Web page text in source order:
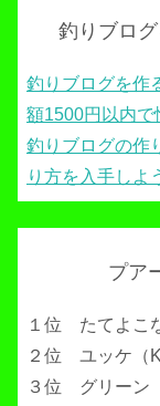
釣りブロ
釣りブログを作
額1500円以内で
釣りブログの作
り方を入手しよ
プア
１位 たてよこ
２位 ユッケ（
３位 グリーン